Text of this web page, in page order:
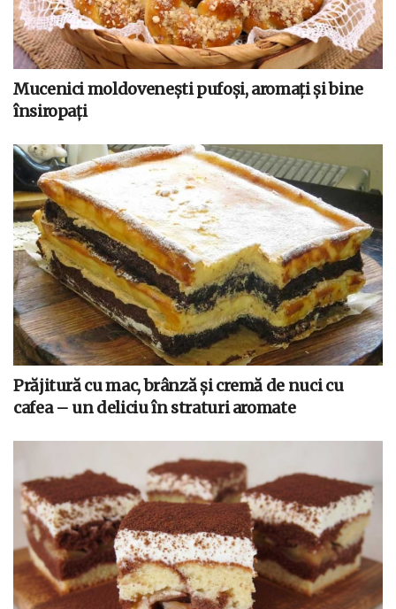
Mucenici moldovenești pufoși, aromați și bine
însiropați
Prăjitură cu mac, brânză și cremă de nuci cu
cafea – un deliciu în straturi aromate